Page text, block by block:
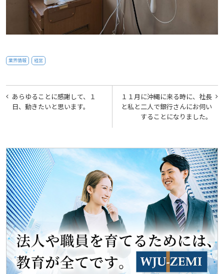
業界情報 経営
投
稿
ゲ
ー
シ
ョ
ン
１１月に沖縄に来る時に、社長
と私と二人で銀行さんにお伺い
することになりました。
あらゆることに感謝して、１
日、動きたいと思います。